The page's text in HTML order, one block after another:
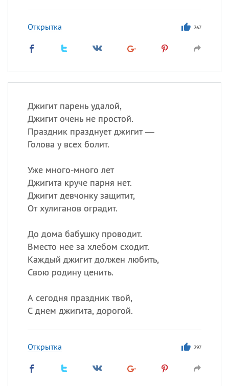
Открытка 267
Джигит парень удалой,
Джигит очень не простой.
Праздник празднует джигит —
Голова у всех болит.
Уже много-много лет
Джигита круче парня нет.
Джигит девчонку защитит,
От хулиганов оградит.
До дома бабушку проводит.
Вместо нее за хлебом сходит.
Каждый джигит должен любить,
Свою родину ценить.
А сегодня праздник твой,
С днем джигита, дорогой.
Открытка 297